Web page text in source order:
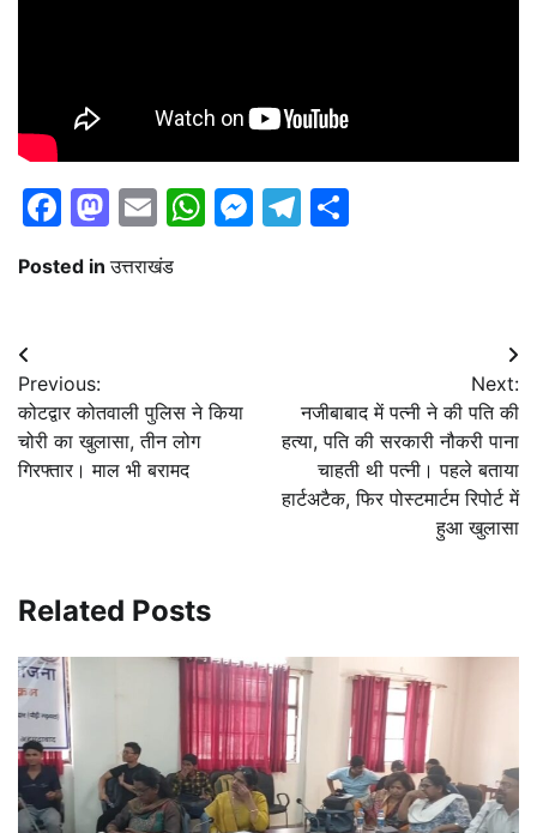
Facebook
Mastodon
EmailWhatsApp
Messenger
Telegram
Posted inउत्तराखंड
Post
navigation
Previous:
कोटद्वार कोतवाली पुलिस ने किया
चोरी का खुलासा, तीन लोग
गिरफ्तार। माल भी बरामद
Next:
नजीबाबाद में पत्नी ने की पति की
हत्या, पति की सरकारी नौकरी पाना
चाहती थी पत्नी। पहले बताया
हार्टअटैक, फिर पोस्टमार्टम रिपोर्ट में
हुआ खुलासा
Related Posts